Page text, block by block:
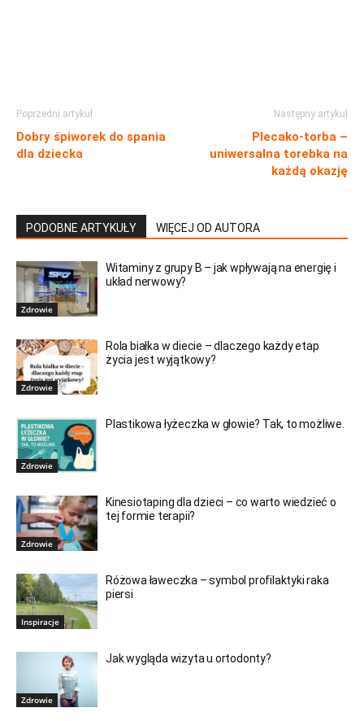
Poprzedni artykuł
Dobry śpiworek do spania
dla dziecka
Następny artykuł
Plecako-torba –
uniwersalna torebka na
każdą okazję
PODOBNE ARTYKUŁY WIĘCEJ OD AUTORA
Zdrowie
Witaminy z grupy B – jak wpływają na energię i
układ nerwowy?
Zdrowie
Rola białka w diecie – dlaczego każdy etap
życia jest wyjątkowy?
Zdrowie
Plastikowa łyżeczka w głowie? Tak, to możliwe.
Zdrowie
Kinesiotaping dla dzieci – co warto wiedzieć o
tej formie terapii?
Inspiracje
Różowa ławeczka – symbol profilaktyki raka
piersi
Zdrowie
Jak wygląda wizyta u ortodonty?